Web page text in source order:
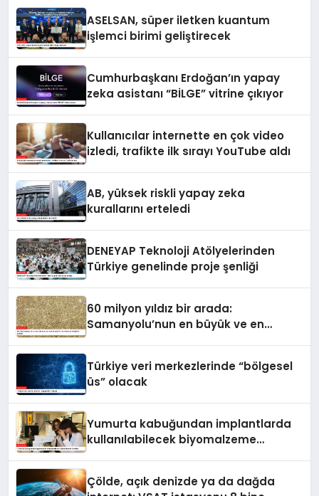
ASELSAN, süper iletken kuantum
işlemci birimi geliştirecek
Cumhurbaşkanı Erdoğan’ın yapay
zeka asistanı “BİLGE” vitrine çıkıyor
Kullanıcılar internette en çok video
izledi, trafikte ilk sırayı YouTube aldı
AB, yüksek riskli yapay zeka
kurallarını erteledi
DENEYAP Teknoloji Atölyelerinden
Türkiye genelinde proje şenliği
60 milyon yıldız bir arada:
Samanyolu’nun en büyük ve en
Türkiye veri merkezlerinde “bölgesel
üs” olacak
Yumurta kabuğundan implantlarda
kullanılabilecek biyomalzeme
Çölde, açık denizde ya da dağda